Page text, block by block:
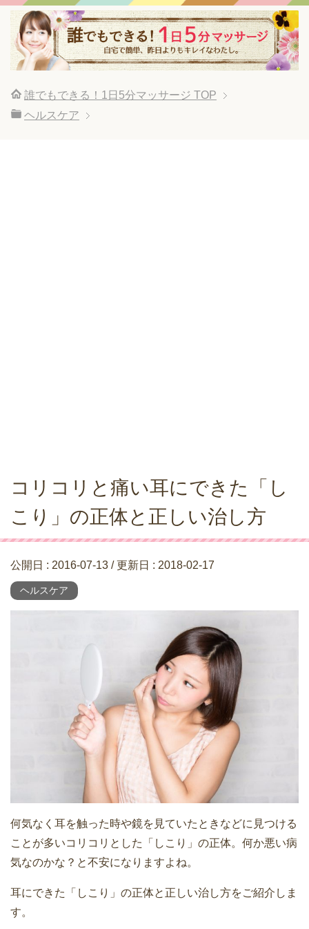
誰でもできる！1日5分マッサージ TOP
ヘルスケア
コリコリと痛い耳にできた「し
こり」の正体と正しい治し方
公開日 : 2016-07-13 / 更新日 : 2018-02-17
ヘルスケア
何気なく耳を触った時や鏡を見ていたときなどに見つける
ことが多いコリコリとした「しこり」の正体。何か悪い病
気なのかな？と不安になりますよね。
耳にできた「しこり」の正体と正しい治し方をご紹介しま
す。